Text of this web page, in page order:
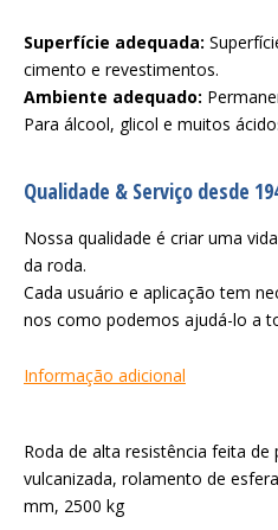
Superfície adequada:
cimento e revestimentos.
Ambiente adequado:
Para álcool, glicol e muitos
Qualidade & Serviço desde
Nossa qualidade é criar uma
da roda.
Cada usuário e aplicação tem
nos como podemos ajudá-lo a
Informação adicional
Roda de alta resistência feita de
vulcanizada, rolamento de
mm, 2500 kg